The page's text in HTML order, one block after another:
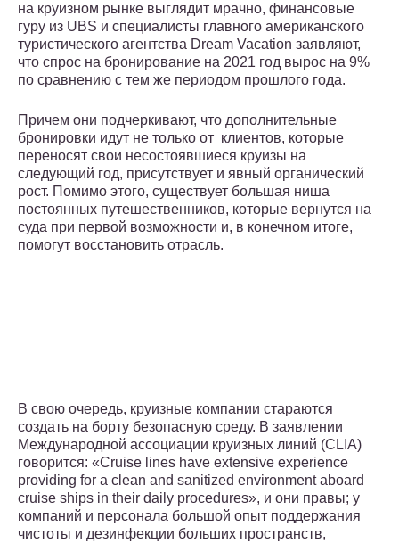
на круизном рынке выглядит мрачно, финансовые
гуру из UBS и специалисты главного американского
туристического агентства Dream Vacation заявляют,
что спрос на бронирование на 2021 год вырос на 9%
по сравнению с тем же периодом прошлого года.
Причем они подчеркивают, что дополнительные
бронировки идут не только от клиентов, которые
переносят свои несостоявшиеся круизы на
следующий год, присутствует и явный органический
рост. Помимо этого, существует большая ниша
постоянных путешественников, которые вернутся на
суда при первой возможности и, в конечном итоге,
помогут восстановить отрасль.
В свою очередь, круизные компании стараются
создать на борту безопасную среду. В заявлении
Международной ассоциации круизных линий (CLIA)
говорится: «Cruise lines have extensive experience
providing for a clean and sanitized environment aboard
cruise ships in their daily procedures», и они правы; у
компаний и персонала большой опыт поддержания
чистоты и дезинфекции больших пространств,